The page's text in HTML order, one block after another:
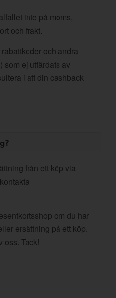
inte på moms,
och frakt.
och andra
som ej utfärdats av
i att din cashback
från ett köp via
om du har
ersättning på ett köp.
oss. Tack!